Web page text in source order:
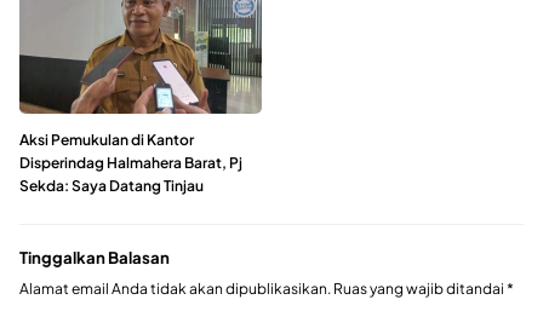
Aksi Pemukulan di Kantor
Disperindag Halmahera Barat, Pj
Sekda: Saya Datang Tinjau
Tinggalkan Balasan
Alamat email Anda tidak akan dipublikasikan. Ruas yang wajib ditandai *